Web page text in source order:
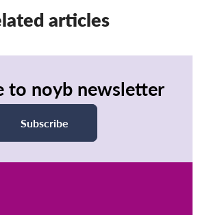
articles
to noyb newsletter
Subscribe